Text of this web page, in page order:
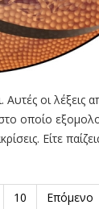
Αυτές οι
οποίο
Είτε
10 Επόμενο